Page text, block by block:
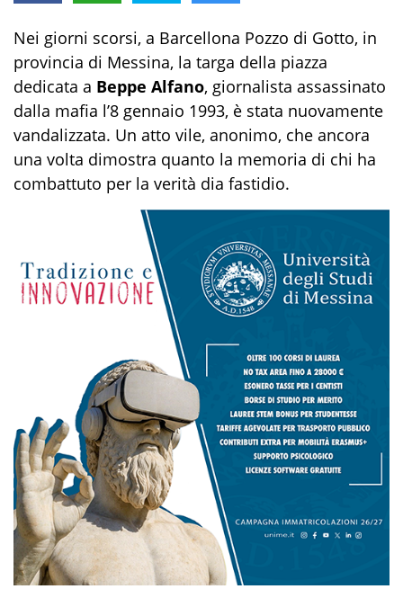
Nei giorni scorsi, a Barcellona Pozzo di Gotto, in
provincia di Messina, la targa della piazza
dedicata a Beppe Alfano, giornalista assassinato
dalla mafia l’8 gennaio 1993, è stata nuovamente
vandalizzata. Un atto vile, anonimo, che ancora
una volta dimostra quanto la memoria di chi ha
combattuto per la verità dia fastidio.